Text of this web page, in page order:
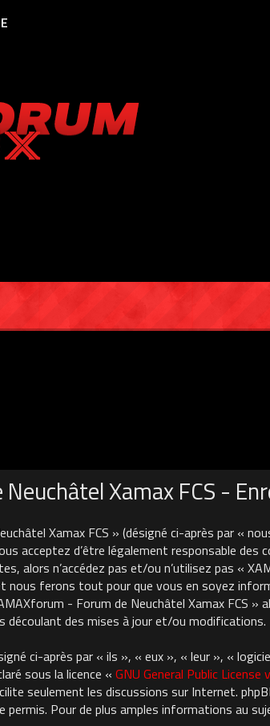
Xamax FCS -
Xamax FCS » (désigné ci-après par «
acceptez d’être légalement responsable des
alors n’accédez pas et/ou n’utilisez pas «
nous ferons tout pour que vous en soyez
- Forum de Neuchâtel Xamax FCS
découlant des mises à jour et/ou modifications.
ci-après par « ils », « eux », « leur », «
sous la licence « GNU General Public License
seulement les discussions sur Internet.
permis. Pour de plus amples informations au